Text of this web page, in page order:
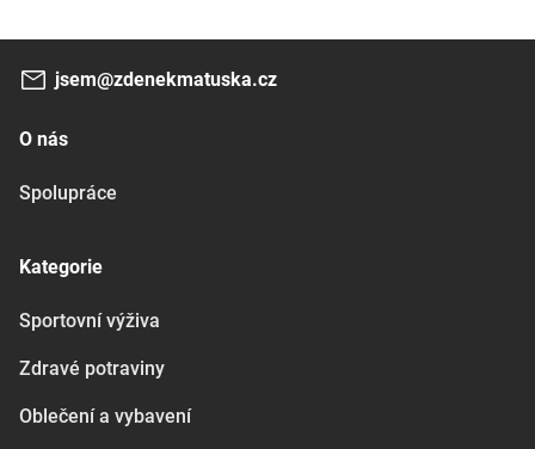
jsem@zdenekmatuska.cz
O nás
Spolupráce
Kategorie
Sportovní výživa
Zdravé potraviny
Oblečení a vybavení